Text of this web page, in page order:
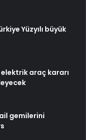
Yüzyılı büyük
elektrik araç kararı
gemilerini